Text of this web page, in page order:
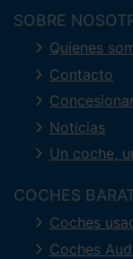
SOBRE
Quienes
Contacto
Noticias
Un coche,
COCHES
Coches
Coches